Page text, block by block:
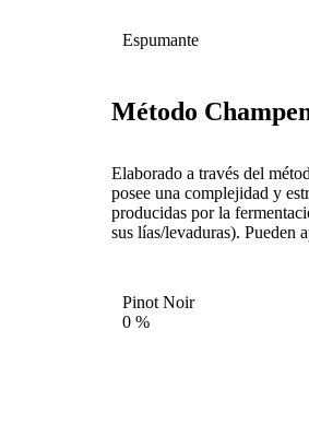
Espumante
Método
Elaborado a través del
posee una complejidad y
producidas por la
sus lías/levaduras). Pueden
Pinot Noir
0 %